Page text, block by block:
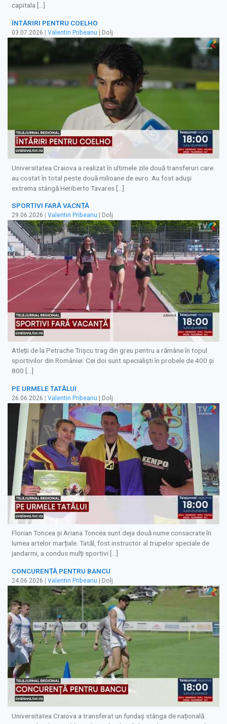
capitala […]
ÎNTĂRIRI PENTRU COELHO
03.07.2026 | Valentin Pribeanu | Dolj
Universitatea Craiova a realizat în ultimele zile două transferuri care
au costat în total peste două milioane de euro. Au fost aduși
extrema stângă Heriberto Tavares […]
SPORTIVI FARĂ VACNȚĂ
29.06.2026 Valentin Pribeanu | Dolj
Atleții de la Petrache Trișcu trag din greu pentru a rămâne în topul
sportivilor din României. Cei doi sunt specialiști în probele de 400 și
800 […]
PE URMELE TATĂLUI
26.06.2026 | Valentin Pribeanu | Dolj
Florian Toncea și Ariana Toncea sunt deja două nume consacrate în
lumea artelor marțiale. Tatăl, fost instructor al trupelor speciale de
jandarmi, a condus mulți sportivi […]
CONCURENȚĂ PENTRU BANCU
24.06.2026 Valentin Pribeanu | Dolj
Universitatea Craiova a transferat un fundaș stânga de națională.